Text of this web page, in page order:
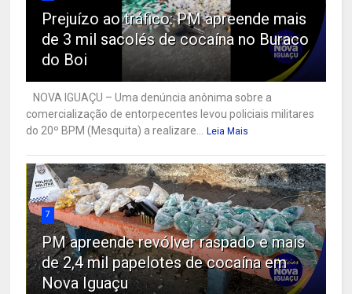
Prejuízo ao tráfico: PM apreende mais
de 3 mil sacolés de cocaína no Buraco
do Boi
NOVA IGUAÇU – Uma denúncia anônima sobre a
comercialização de entorpecentes levou policiais militares
do 20º BPM (Mesquita) a realizare... Leia Mais
7
PM apreende revólver raspado e mais
de 2,4 mil papelotes de cocaína em
Nova Iguaçu